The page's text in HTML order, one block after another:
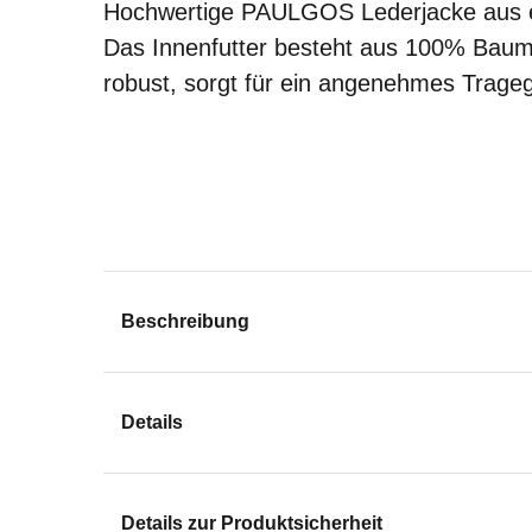
Hochwertige PAULGOS Lederjacke
Das Innenfutter besteht aus 100%
robust, sorgt für ein angenehmes
Beschreibung
Details
Details zur Produktsicherheit